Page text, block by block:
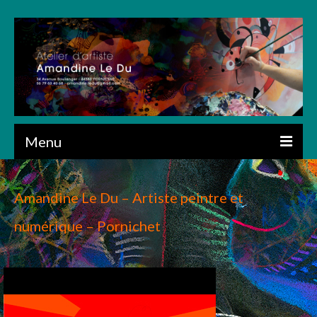
Menu
ACCUEIL
PRÉSENTATION
CRÉATIONS
ART NUMÉRIQUE
DESSIN
Amandine Le Du – Artiste peintre et
numérique – Pornichet